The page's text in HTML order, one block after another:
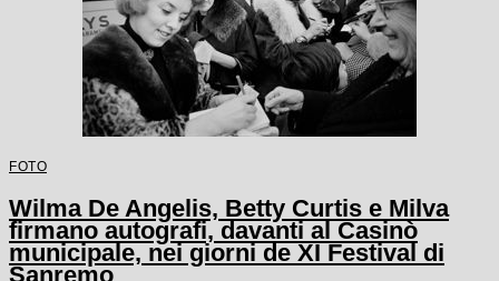
FOTO
Wilma De Angelis, Betty Curtis e Milva
firmano autografi, davanti al Casinò
municipale, nei giorni de XI Festival di
Sanremo